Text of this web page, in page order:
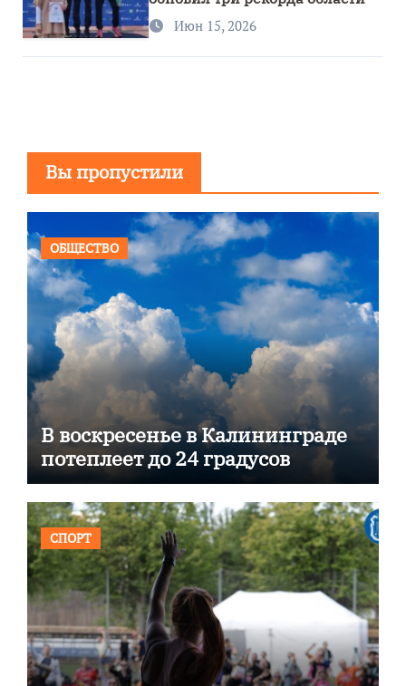
Июн 15, 2026
Вы пропустили
ОБЩЕСТВО
В воскресенье в Калининграде
потеплеет до 24 градусов
СПОРТ